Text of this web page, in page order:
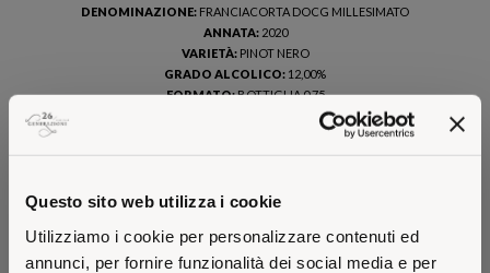
Questo sito web utilizza i cookie
Utilizziamo i cookie per personalizzare contenuti ed
annunci, per fornire funzionalità dei social media e per
DENOMINAZIONE: FRANCIACORTA DOCG MILLESIMATO
ANNATA: 2020
VARIETÀ: PINOT NERO
GRADO ALCOLICO: 12,00%
FORMATO:BOTTIGLIA 0,75
CALICE CONSIGLIATO